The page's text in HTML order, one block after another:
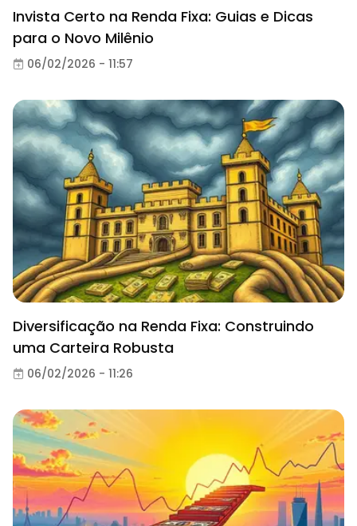
Invista Certo na Renda Fixa: Guias e Dicas
para o Novo Milênio
06/02/2026 - 11:57
Diversificação na Renda Fixa: Construindo
uma Carteira Robusta
06/02/2026 - 11:26